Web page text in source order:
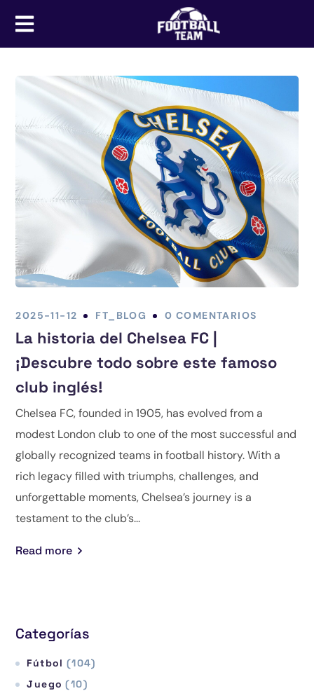
2025-11-12 FT_BLOG 0 COMENTARIOS
La historia del Chelsea FC |
¡Descubre todo sobre este famoso
club inglés!
Chelsea FC, founded in 1905, has evolved from a
modest London club to one of the most successful and
globally recognized teams in football history. With a
rich legacy filled with triumphs, challenges, and
unforgettable moments, Chelsea’s journey is a
testament to the club’s...
Read more
Categorías
Fútbol (104)
Juego (10)